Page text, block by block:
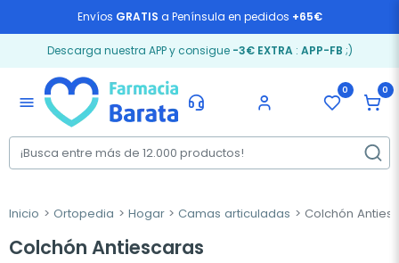
Envíos GRATIS a Península en pedidos +65€
Descarga nuestra APP y consigue -3€ EXTRA: APP-FB ;)
menu
0 0
Inicio Ortopedia Hogar Camas articuladas Colchón
Colchón Antiescaras